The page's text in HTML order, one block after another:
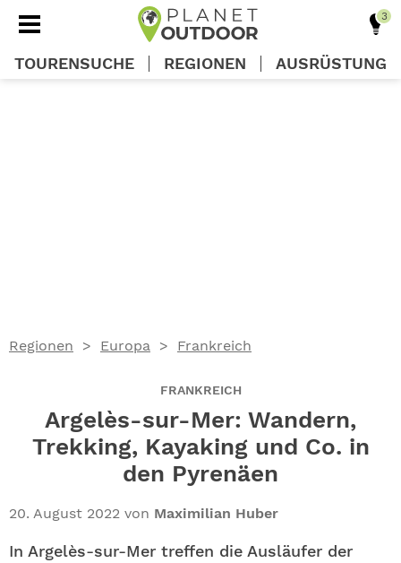
Regionen Europa Frankreich
FRANKREICH
Argelès-sur-Mer: Wandern,
Trekking, Kayaking und Co. in
den Pyrenäen
20. August 2022 von Maximilian Huber
In Argelès-sur-Mer treffen die Ausläufer der
TOURENSUCHE REGIONEN AUSRÜSTUNG
GEWINNEN
ALLE THEMEN